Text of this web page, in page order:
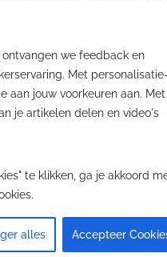
we feedback en
Met personalisatie-
aan jouw voorkeuren aan. Met
je artikelen delen en video's
te klikken, ga je akkoord
alles Accepteer
dagelijks nieuws,
over
supply chain
België.
Volg
Job